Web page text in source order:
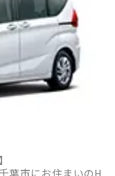
葉市にお住まいのH